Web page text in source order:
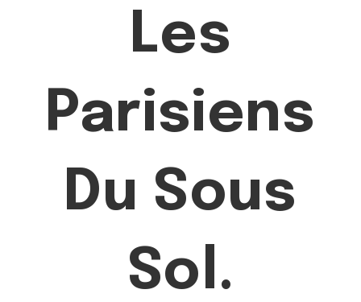
Les
Parisiens
Du Sous
Sol.